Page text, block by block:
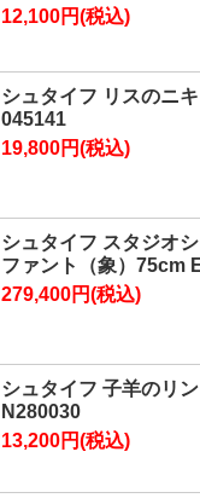
12,100円(税込)
シュタイフ リスのニ
045141
19,800円(税込)
シュタイフ スタジオ
ファント（象）75cm
279,400円(税込)
シュタイフ 子羊のリ
N280030
13,200円(税込)